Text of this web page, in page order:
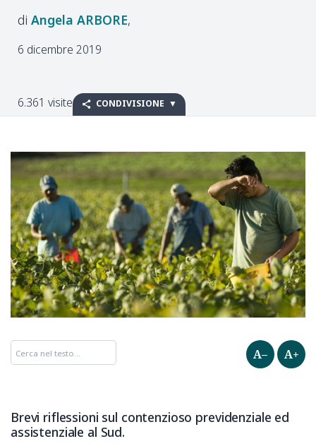
Angela ARBORE
6 dicembre 2019
6.361 visite CONDIVISIONE
A– A+
Brevi riflessioni sul contenzioso previdenziale ed
assistenziale al Sud.